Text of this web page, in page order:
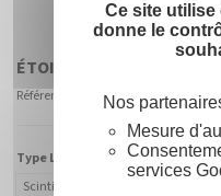
Ce site
donne le
Nos
Mesure
services
ÉTOILE CROISÉE 3D
Référence 900010 - CABF-BC
Type Lumière :
Scintillant